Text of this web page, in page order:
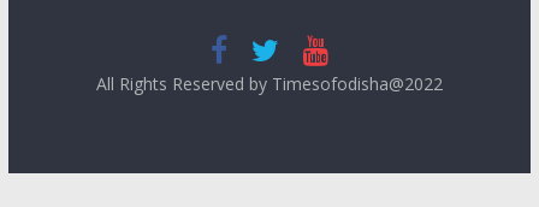
All Rights Reserved by Timesofodisha@2022